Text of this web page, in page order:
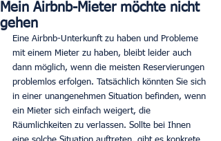
Mein Airbnb-Mieter möchte nicht
gehen
Eine Airbnb-Unterkunft zu haben und Probleme
mit einem Mieter zu haben, bleibt leider auch
dann möglich, wenn die meisten Reservierungen
problemlos erfolgen. Tatsächlich könnten Sie sich
in einer unangenehmen Situation befinden, wenn
ein Mieter sich einfach weigert, die
Räumlichkeiten zu verlassen. Sollte bei Ihnen